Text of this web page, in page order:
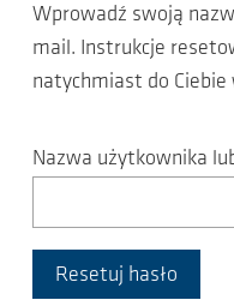
Wprowadź swoją
mail. Instrukcje
natychmiast do Ciebie
Resetuj hasło
Nazwa użytkownika